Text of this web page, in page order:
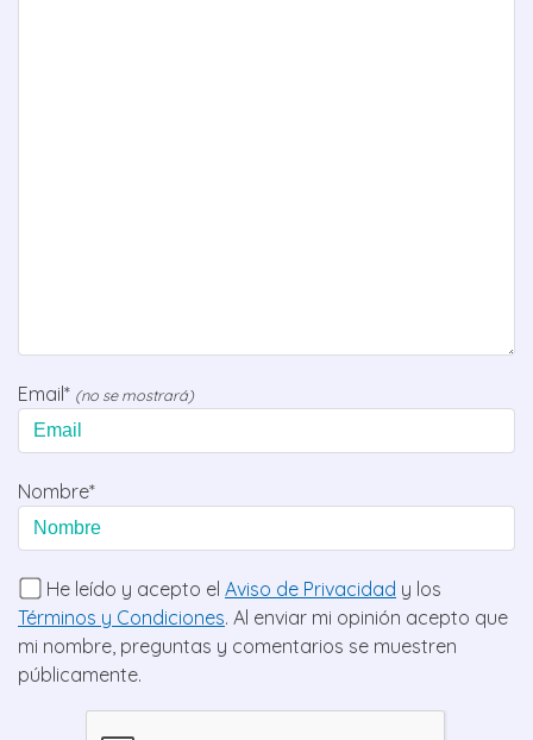
Email* (no se mostrará)
Nombre*
He leído y acepto el Aviso de Privacidad y los
Términos y Condiciones. Al enviar mi opinión acepto que
mi nombre, preguntas y comentarios se muestren
públicamente.